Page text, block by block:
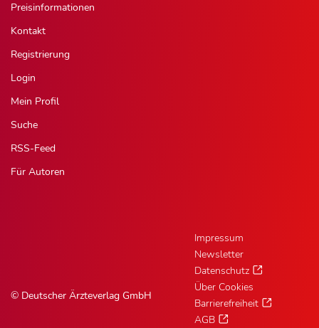
Preisinformationen
Kontakt
Registrierung
Login
Mein Profil
Suche
RSS-Feed
Für Autoren
© Deutscher Ärzteverlag GmbH
Impressum
Newsletter
Datenschutz
Über Cookies
Barrierefreiheit
AGB